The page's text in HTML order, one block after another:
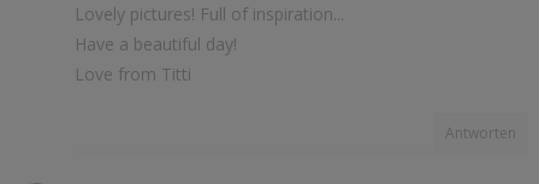
Lovely pictures! Full of inspiration...
Have a beautiful day!
Love from Titti
Antworten